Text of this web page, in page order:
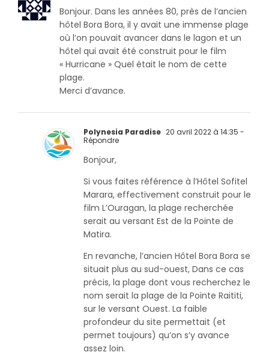
Bonjour. Dans les années 80, près de l’ancien
hôtel Bora Bora, il y avait une immense plage
où l’on pouvait avancer dans le lagon et un
hôtel qui avait été construit pour le film
« Hurricane » Quel était le nom de cette
plage.
Merci d’avance.
Polynesia Paradise 20 avril 2022 à 14:35 -
Répondre
Bonjour,
Si vous faites référence à l’Hôtel Sofitel
Marara, effectivement construit pour le
film L’Ouragan, la plage recherchée
serait au versant Est de la Pointe de
Matira.
En revanche, l’ancien Hôtel Bora Bora se
situait plus au sud-ouest, Dans ce cas
précis, la plage dont vous recherchez le
nom serait la plage de la Pointe Raititi,
sur le versant Ouest. La faible
profondeur du site permettait (et
permet toujours) qu’on s’y avance
assez loin.